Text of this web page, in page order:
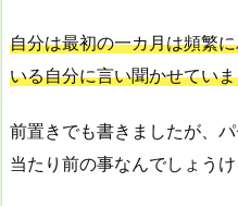
自分は最初の一カ月は頻繁
いる自分に言い聞かせてい
前置きでも書きましたが、
当たり前の事なんでしょうけ